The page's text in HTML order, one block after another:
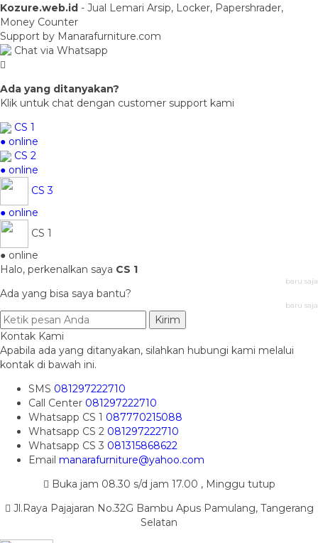
Kozure.web.id - Jual Lemari Arsip, Locker, Papershrader,
Money Counter
Support by Manarafurniture.com
Chat via Whatsapp
Ada yang ditanyakan?
Klik untuk chat dengan customer support kami
CS 1
● online
CS 2
● online
CS 3
● online
CS 1
● online
Halo, perkenalkan saya CS 1
baru saja
Ada yang bisa saya bantu?
baru saja
Kirim
Kontak Kami
Apabila ada yang ditanyakan, silahkan hubungi kami melalui
kontak di bawah ini.
SMS 081297222710
Call Center 081297222710
Whatsapp CS 1 087770215088
Whatsapp CS 2 081297222710
Whatsapp CS 3 081315868622
Email manarafurniture@yahoo.com
Buka jam 08.30 s/d jam 17.00 , Minggu tutup
Jl.Raya Pajajaran No.32G Bambu Apus Pamulang, Tangerang
Selatan